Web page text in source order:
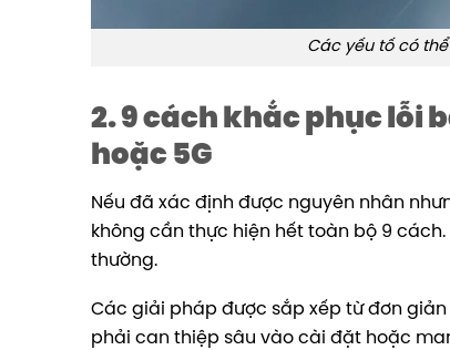
Các yếu tố có
2. 9 cách khắc phục lỗi
hoặc 5G
Nếu đã xác định được nguyên nhân
không cần thực hiện hết toàn bộ 9
thường.
Các giải pháp được sắp xếp từ đơn
phải can thiệp sâu vào cài đặt hoặc